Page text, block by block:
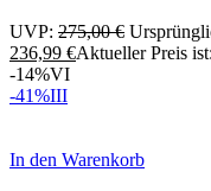
UVP: 275,00€
236,99 €Aktueller Preis
-14%VI
-41%III
In den Warenkorb